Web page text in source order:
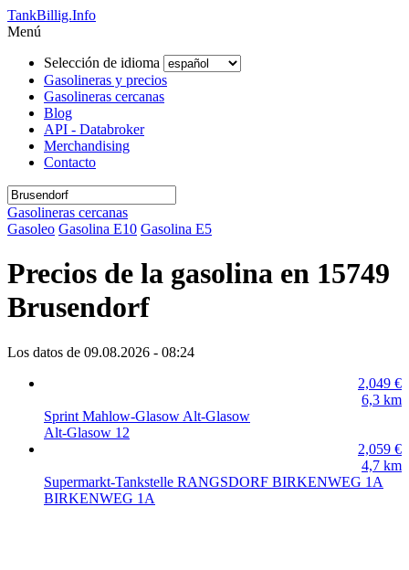
TankBillig.Info
Menú
Selección de idioma
Gasolineras y precios
Gasolineras cercanas
Blog
API - Databroker
Merchandising
Contacto
Gasolineras cercanas
Gasoleo Gasolina E10 Gasolina E5
Precios de la gasolina en 15749
Brusendorf
Los datos de 09.08.2026 - 08:24
2,049 €
6,3 km
Sprint Mahlow-Glasow Alt-Glasow
Alt-Glasow 12
2,059 €
4,7 km
Supermarkt-Tankstelle RANGSDORF BIRKENWEG 1A
BIRKENWEG 1A